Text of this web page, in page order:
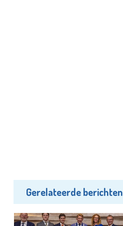
Gerelateerde berichten